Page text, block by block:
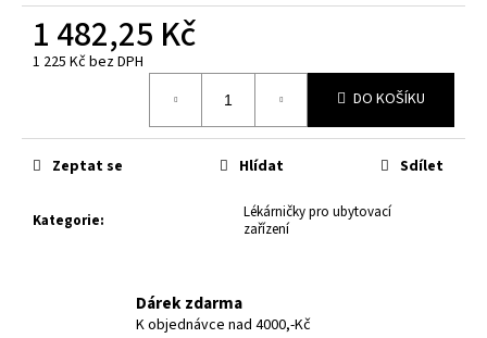
1 482,25 Kč
1 225 Kč bez DPH
DO KOŠÍKU
Kategorie:
Lékárničky pro ubytovací
zařízení
Zeptat se Hlídat Sdílet
Dárek zdarma
K objednávce nad 4000,-Kč
p
u